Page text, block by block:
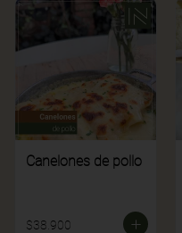
Canelones de pollo
$38.900